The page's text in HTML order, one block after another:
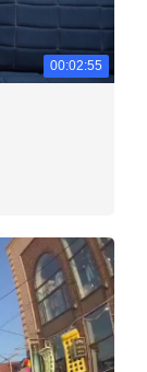
00:02:55